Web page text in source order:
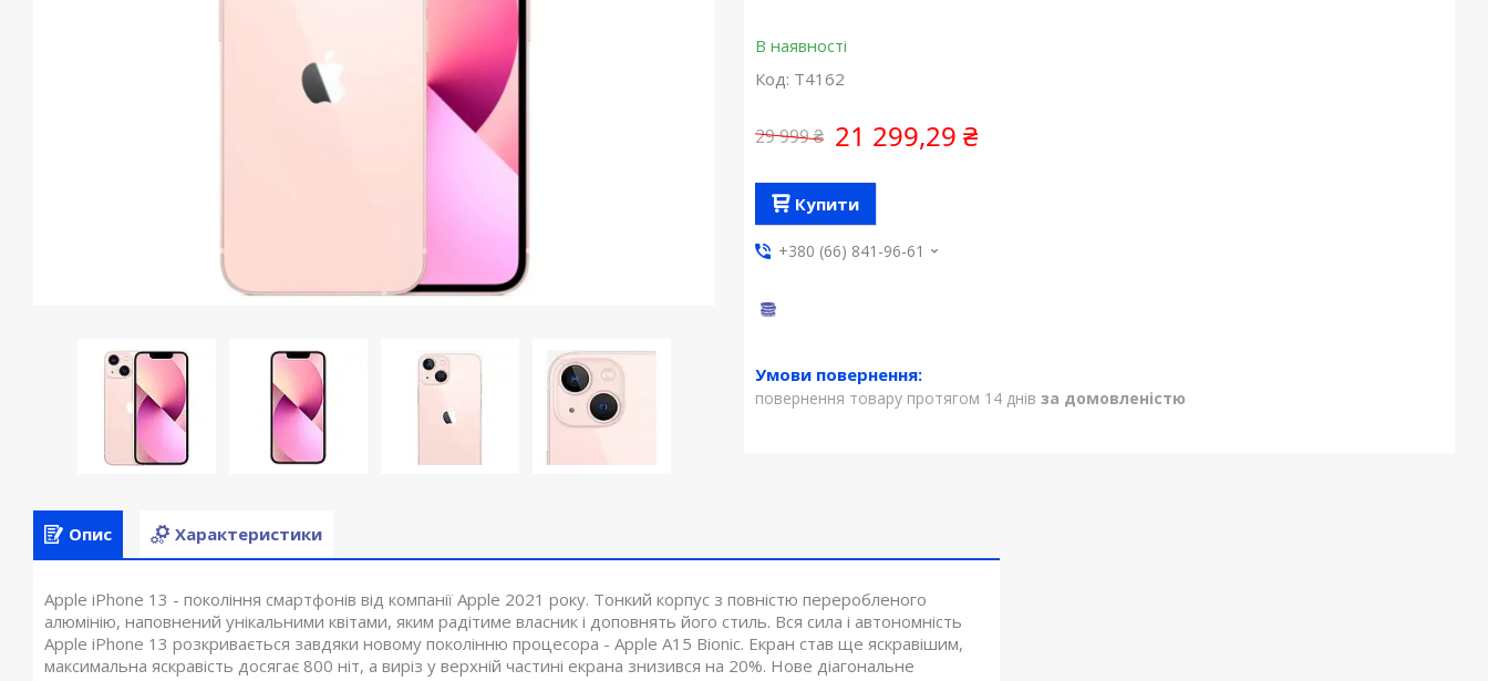
В наявності
Код: T4162
29 999 ₴ 21 299,29 ₴
Купити
+380 (66) 841-96-61
повернення товару протягом 14 днів за домовленістю
Опис Характеристики
Apple iPhone 13 - покоління смартфонів від компанії Apple 2021 року. Тонкий корпус з повністю переробленого
алюмінію, наповнений унікальними квітами, яким радітиме власник і доповнять його стиль. Вся сила і автономність
Apple iPhone 13 розкривається завдяки новому поколінню процесора - Apple A15 Bionic. Екран став ще яскравішим,
максимальна яскравість досягає 800 ніт, а виріз у верхній частині екрана знизився на 20%. Нове діагональне